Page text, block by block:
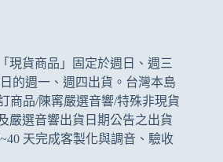
現貨商品」固定於週日、週三
的週一、週四出貨。台灣本島
商品/陳寗嚴選音響/特殊非現貨
嚴選音響出貨日期公告之出貨
天完成客製化與調音、驗收